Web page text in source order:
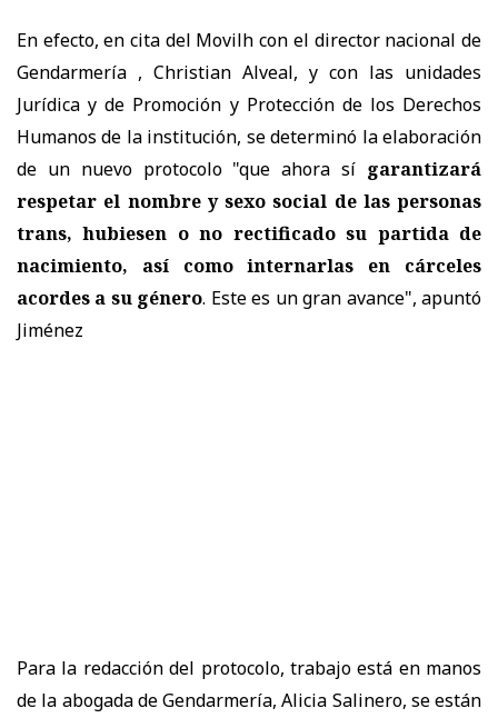
En efecto, en cita del Movilh con el director nacional de
Gendarmería , Christian Alveal, y con las unidades
Jurídica y de Promoción y Protección de los Derechos
Humanos de la institución, se determinó la elaboración
de un nuevo protocolo "que ahora sí garantizará
respetar el nombre y sexo social de las personas
trans, hubiesen o no rectificado su partida de
nacimiento, así como internarlas en cárceles
acordes a su género. Este es un gran avance", apuntó
Jiménez
Para la redacción del protocolo, trabajo está en manos
de la abogada de Gendarmería, Alicia Salinero, se están